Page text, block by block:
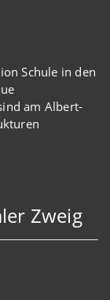
Schule in den
am Albert-
Zweig